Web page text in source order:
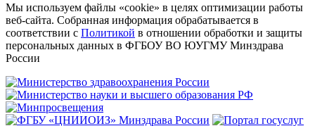
Мы используем файлы «cookie» в целях оптимизации работы
веб-сайта. Собранная информация обрабатывается в
соответствии с Политикой в отношении обработки и защиты
персональных данных в ФГБОУ ВО ЮУГМУ Минздрава
России